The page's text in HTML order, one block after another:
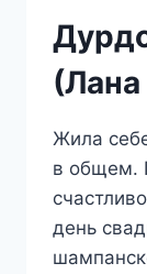
Жила
в общем.
день